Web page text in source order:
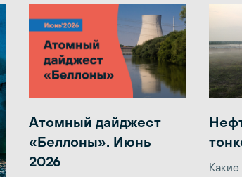
Атомный дайджест
«Беллоны». Июнь
2026